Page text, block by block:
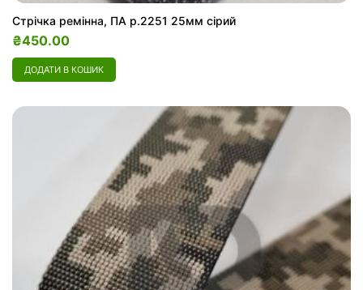
Стрічка ремінна, ПА р.2251 25мм сірий
₴450.00
ДОДАТИ В КОШИК